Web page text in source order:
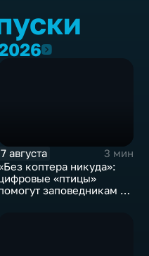
2026
7 августа
3 мин
коптера никуда»:
«птицы»
заповедникам в